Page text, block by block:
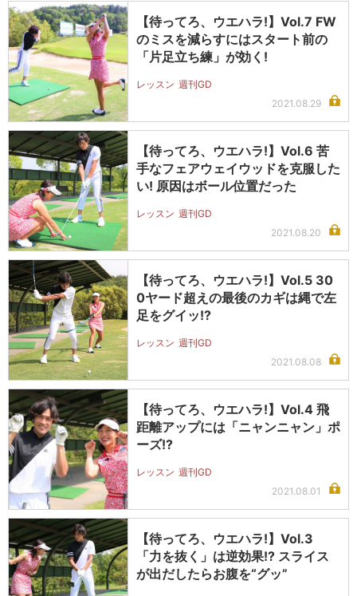
【待ってろ、ウエハラ!】Vol.7 FW
のミスを減らすにはスタート前の
「片足立ち練」が効く!
レッスン 週刊GD
2021.08.29
【待ってろ、ウエハラ!】Vol.6 苦
手なフェアウェイウッドを克服した
い! 原因はボール位置だった
レッスン 週刊GD
2021.08.20
【待ってろ、ウエハラ!】Vol.5 30
0ヤード超えの最後のカギは縄で左
足をグイッ!?
レッスン 週刊GD
2021.08.08
【待ってろ、ウエハラ!】Vol.4 飛
距離アップには「ニャンニャン」ポ
ーズ!?
レッスン 週刊GD
2021.08.01
【待ってろ、ウエハラ!】Vol.3
「力を抜く」は逆効果!? スライス
が出だしたらお腹を“グッ”